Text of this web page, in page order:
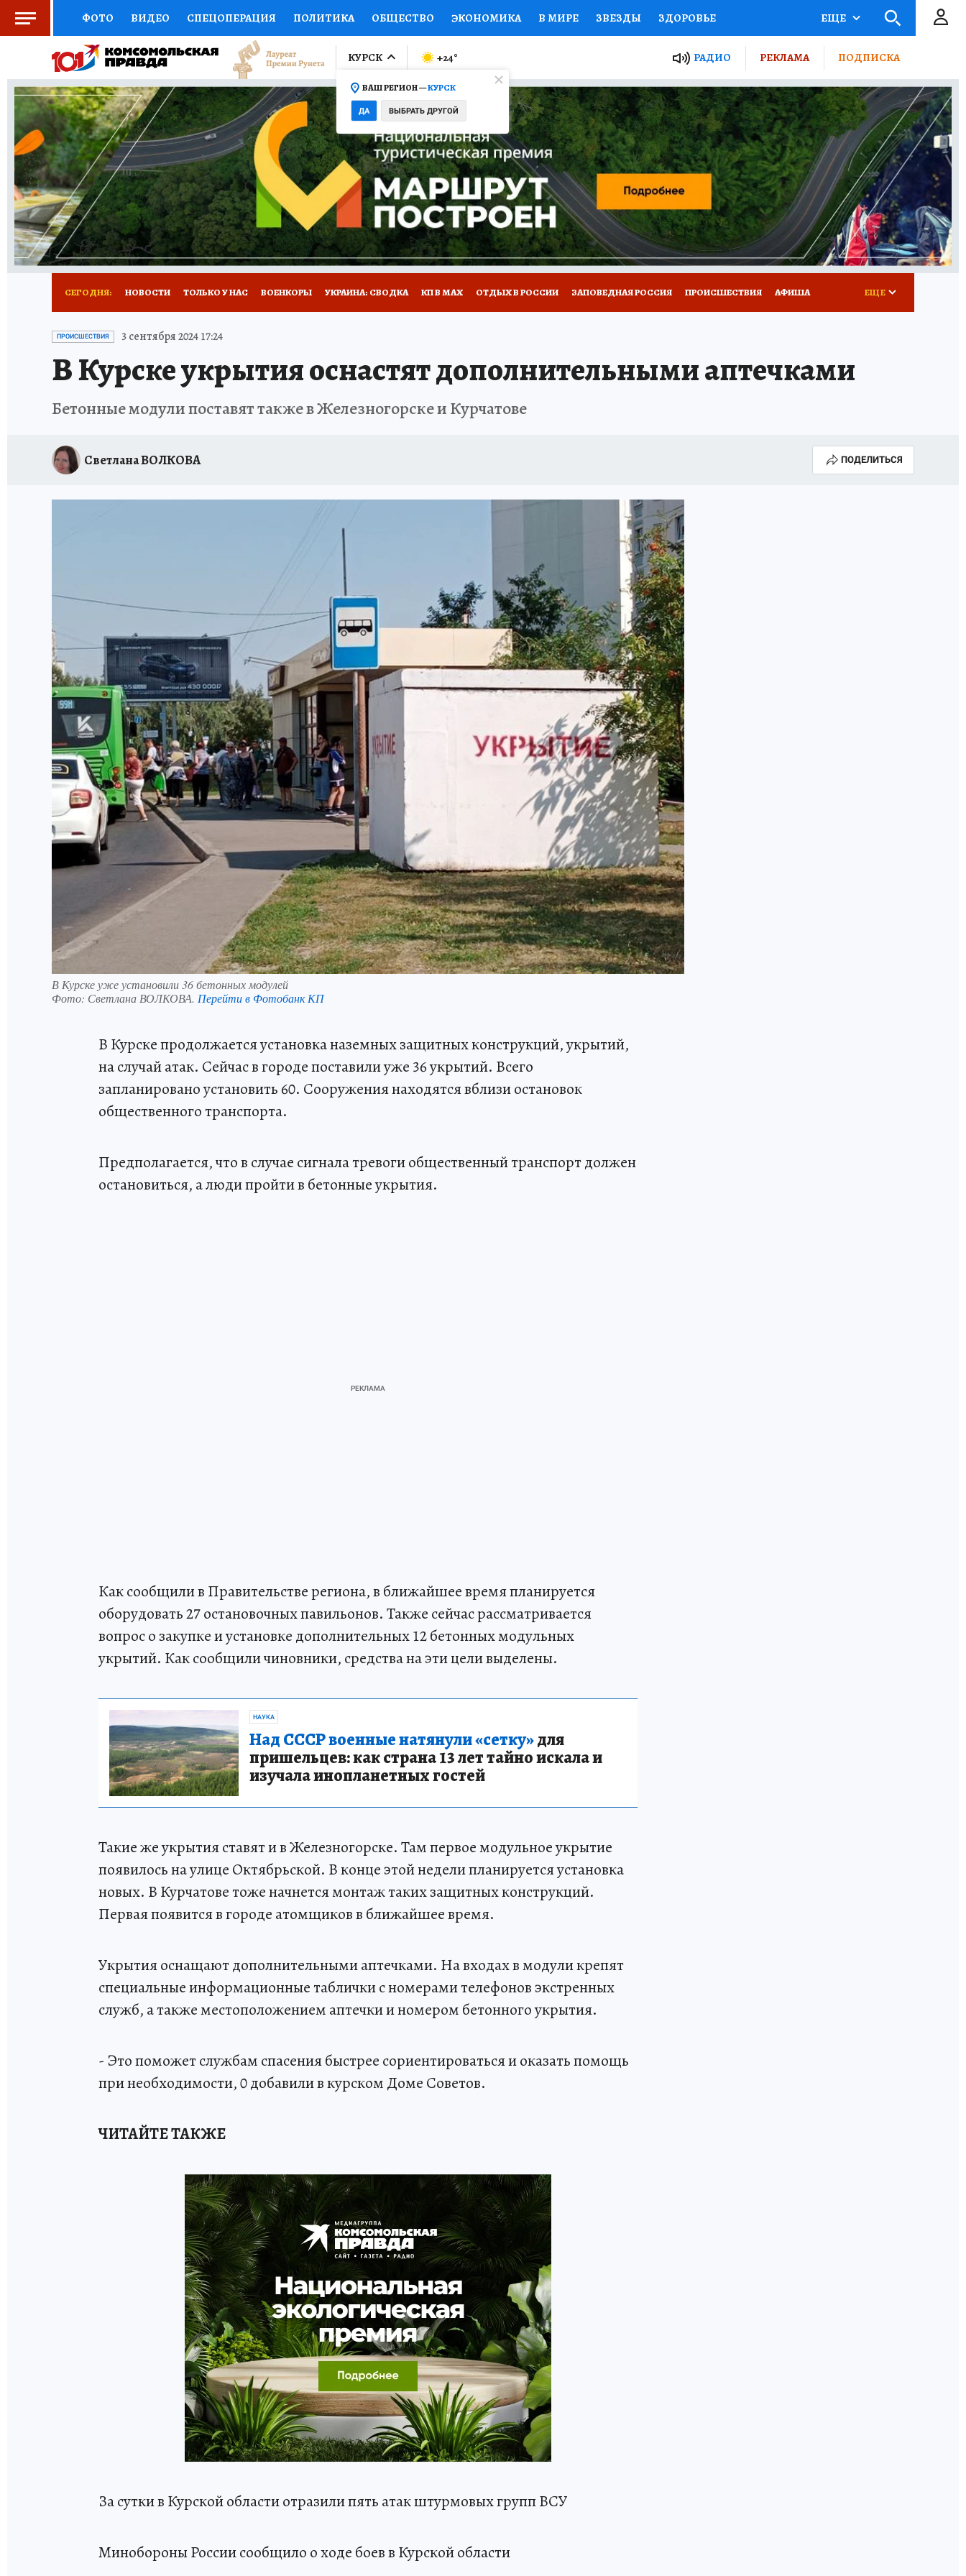
ФОТО ВИДЕО СПЕЦОПЕРАЦИЯ ПОЛИТИКА ОБЩЕСТВО ЭКОНОМИКА В МИРЕ ЗВЕЗДЫ ЗДОРОВЬЕ
СОЦПОДДЕРЖКА НАУКА СПОРТ КОЛУМНИСТЫ ПРОИСШЕСТВИЯ НАЦИОНАЛЬНЫЕ ПРОЕКТЫ РОССИИ
ВЫБОР ЭКСПЕРТОВ ДОКТОР ФИНАНСЫ ОТКРЫВАЕМ МИР Я ЗНАЮ СЕМЬЯ ЖЕНСКИЕ СЕКРЕТЫ ПУТЕВОДИТЕЛЬ
КНИЖНАЯ ПОЛКА ПРОГНОЗЫ НА СПОРТ ПРОМОКОДЫ СЕРИАЛЫ СПЕЦПРОЕКТЫ ДЕФИЦИТ ЖЕЛЕЗА ТУРИЗМ
ПРЕСС-ЦЕНТР НЕДВИЖИМОСТЬ ТЕЛЕВИЗОР КОЛЛЕКЦИИ КОНКУРСЫ РАБОТА У НАС ГИД ПОТРЕБИТЕЛЯ ВСЕ О КП
РАДИО КП РЕКЛАМА ТЕСТЫ НОВОЕ НА САЙТЕ
ЕЩЕ
КУРСК
ВАШ РЕГИОН —КУРСК
ДА ВЫБРАТЬ ДРУГОЙ
+24° РАДИО РЕКЛАМА ПОДПИСКА
СЕГОДНЯ: НОВОСТИ ТОЛЬКО У НАС ВОЕНКОРЫ УКРАИНА: СВОДКА КП В МАХ ОТДЫХ В РОССИИ ЗАПОВЕДНАЯ РОССИЯ ПРОИСШЕСТВИЯ АФИША
ИСПЫТАНО НА СЕБЕ
ЕЩЕ
ПРОИСШЕСТВИЯ 3 сентября 2024 17:24
В Курске укрытия оснастят дополнительными аптечками
Бетонные модули поставят также в Железногорске и Курчатове
Светлана ВОЛКОВА ПОДЕЛИТЬСЯ
В Курске уже установили 36 бетонных модулей
Фото: Светлана ВОЛКОВА. Перейти в Фотобанк КП
В Курске продолжается установка наземных защитных конструкций, укрытий,
на случай атак. Сейчас в городе поставили уже 36 укрытий. Всего
запланировано установить 60. Сооружения находятся вблизи остановок
общественного транспорта.
Предполагается, что в случае сигнала тревоги общественный транспорт должен
остановиться, а люди пройти в бетонные укрытия.
Как сообщили в Правительстве региона, в ближайшее время планируется
оборудовать 27 остановочных павильонов. Также сейчас рассматривается
вопрос о закупке и установке дополнительных 12 бетонных модульных
укрытий. Как сообщили чиновники, средства на эти цели выделены.
НАУКА
Над СССР военные натянули «сетку»для
пришельцев: как страна 13 лет тайно искала и
изучала инопланетных гостей
Такие же укрытия ставят и в Железногорске. Там первое модульное укрытие
появилось на улице Октябрьской. В конце этой недели планируется установка
новых. В Курчатове тоже начнется монтаж таких защитных конструкций.
Первая появится в городе атомщиков в ближайшее время.
Укрытия оснащают дополнительными аптечками. На входах в модули крепят
специальные информационные таблички с номерами телефонов экстренных
служб, а также местоположением аптечки и номером бетонного укрытия.
- Это поможет службам спасения быстрее сориентироваться и оказать помощь
при необходимости, 0 добавили в курском Доме Советов.
ЧИТАЙТЕ ТАКЖЕ
За сутки в Курской области отразили пять атак штурмовых групп ВСУ
Минобороны России сообщило о ходе боев в Курской области